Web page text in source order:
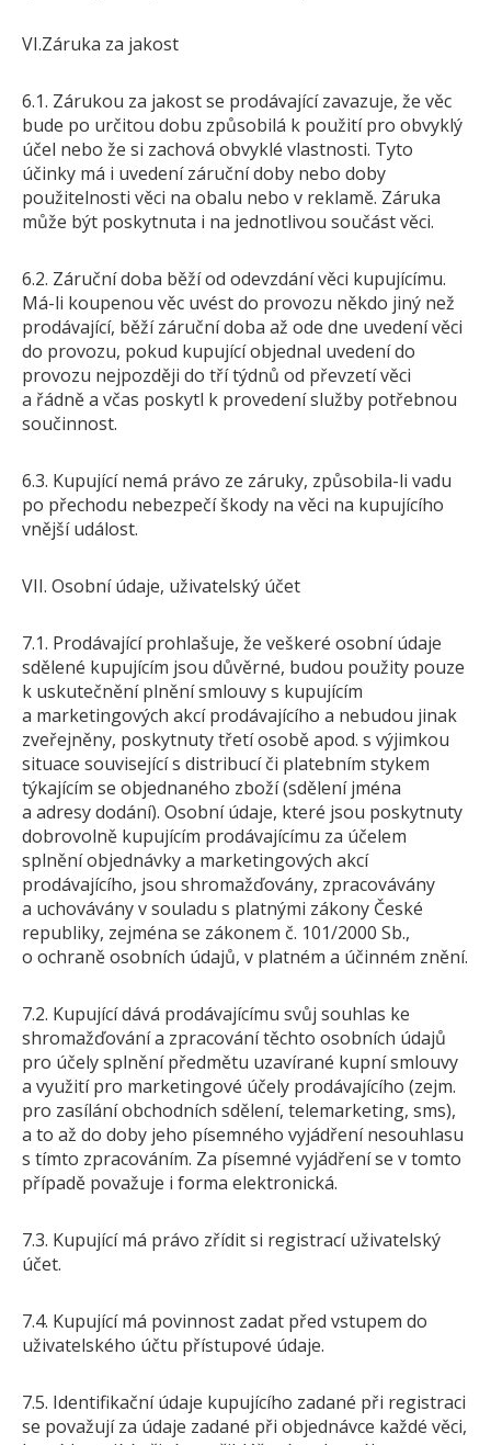
VI.Záruka za jakost
6.1. Zárukou za jakost se prodávající zavazuje, že věc
bude po určitou dobu způsobilá k použití pro obvyklý
účel nebo že si zachová obvyklé vlastnosti. Tyto
účinky má i uvedení záruční doby nebo doby
použitelnosti věci na obalu nebo v reklamě. Záruka
může být poskytnuta i na jednotlivou součást věci.
6.2. Záruční doba běží od odevzdání věci kupujícímu.
Má-li koupenou věc uvést do provozu někdo jiný než
prodávající, běží záruční doba až ode dne uvedení věci
do provozu, pokud kupující objednal uvedení do
provozu nejpozději do tří týdnů od převzetí věci
a řádně a včas poskytl k provedení služby potřebnou
součinnost.
6.3. Kupující nemá právo ze záruky, způsobila-li vadu
po přechodu nebezpečí škody na věci na kupujícího
vnější událost.
VII. Osobní údaje, uživatelský účet
7.1. Prodávající prohlašuje, že veškeré osobní údaje
sdělené kupujícím jsou důvěrné, budou použity pouze
k uskutečnění plnění smlouvy s kupujícím
a marketingových akcí prodávajícího a nebudou jinak
zveřejněny, poskytnuty třetí osobě apod. s výjimkou
situace související s distribucí či platebním stykem
týkajícím se objednaného zboží (sdělení jména
a adresy dodání). Osobní údaje, které jsou poskytnuty
dobrovolně kupujícím prodávajícímu za účelem
splnění objednávky a marketingových akcí
prodávajícího, jsou shromažďovány, zpracovávány
a uchovávány v souladu s platnými zákony České
republiky, zejména se zákonem č. 101/2000 Sb.,
o ochraně osobních údajů, v platném a účinném znění.
7.2. Kupující dává prodávajícímu svůj souhlas ke
shromažďování a zpracování těchto osobních údajů
pro účely splnění předmětu uzavírané kupní smlouvy
a využití pro marketingové účely prodávajícího (zejm.
pro zasílání obchodních sdělení, telemarketing, sms),
a to až do doby jeho písemného vyjádření nesouhlasu
s tímto zpracováním. Za písemné vyjádření se v tomto
případě považuje i forma elektronická.
7.3. Kupující má právo zřídit si registrací uživatelský
účet.
7.4. Kupující má povinnost zadat před vstupem do
uživatelského účtu přístupové údaje.
7.5. Identifikační údaje kupujícího zadané při registraci
se považují za údaje zadané při objednávce každé věci,